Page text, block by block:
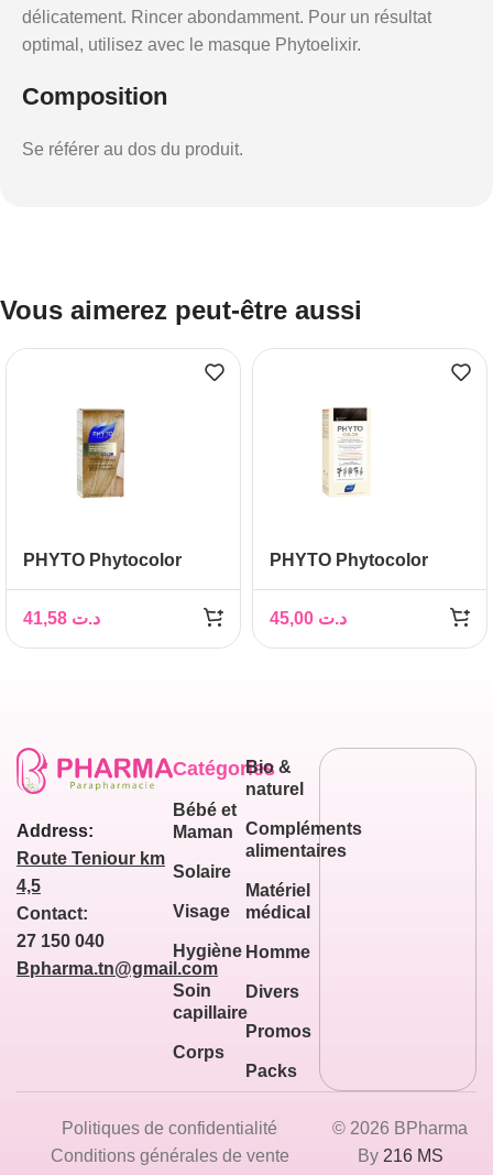
délicatement. Rincer abondamment. Pour un résultat
optimal, utilisez avec le masque Phytoelixir.
Composition
Se référer au dos du produit.
Vous aimerez peut-être aussi
PHYTO Phytocolor
très clair, 1 kit
د.ت
PHYTO Phytocolor
clair, 1 kit
د.ت
Address:
Route Teniour km
4,5
Contact:
27 150 040
Bpharma.tn@gmail.com
Catégories
Bébé et
Maman
Solaire
Visage
Hygiène
Soin
capillaire
Corps
Bio &
naturel
Compléments
alimentaires
Matériel
médical
Homme
Divers
Promos
Packs
© 2026 BPharma
By 216 MS
Politiques de confidentialité
Conditions générales de vente